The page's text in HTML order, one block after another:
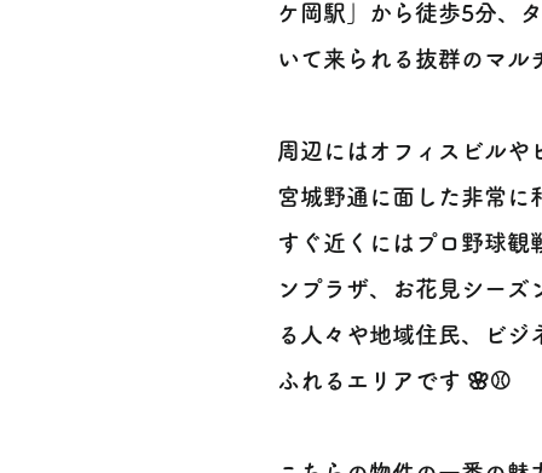
ケ岡駅」から徒歩5分、
いて来られる抜群のマル
周辺にはオフィスビルや
宮城野通に面した非常に
すぐ近くにはプロ野球観
ンプラザ、お花見シーズ
る人々や地域住民、ビ
ふれるエリアです 🌸⚾️